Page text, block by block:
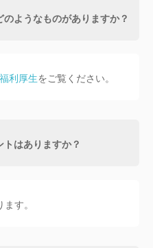
のようなものがありますか？
利厚生をご覧ください。
はありますか？
す。